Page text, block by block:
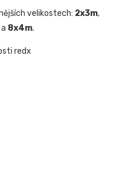
velikostech: 2x3m,
a 8x4m.